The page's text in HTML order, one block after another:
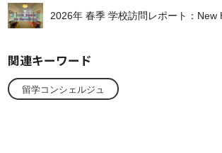
2026年 春季 学校訪問レポート：New
関連キーワード
留学コンシェルジュ